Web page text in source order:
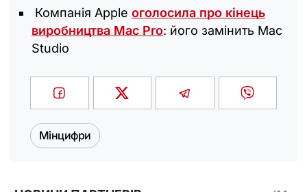
Компанія Apple оголосила про кінець
виробництва Mac Pro: його замінить Mac
Studio
Мінцифри